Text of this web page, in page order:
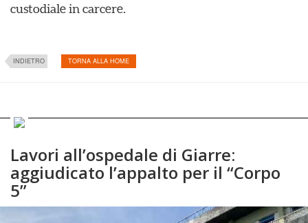
custodiale in carcere.
INDIETRO TORNA ALLA HOME
Lavori all’ospedale di Giarre:
aggiudicato l’appalto per il “Corpo
5”